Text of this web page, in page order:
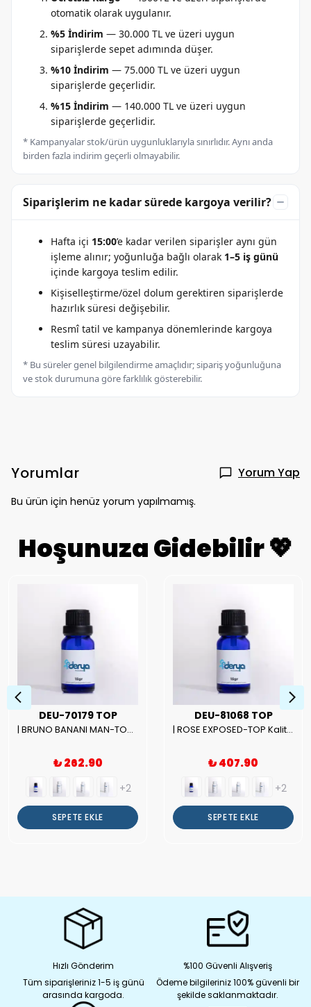
otomatik olarak uygulanır.
%5 İndirim — 30.000 TL ve üzeri uygun
siparişlerde sepet adımında düşer.
%10 İndirim — 75.000 TL ve üzeri uygun
siparişlerde geçerlidir.
%15 İndirim — 140.000 TL ve üzeri uygun
siparişlerde geçerlidir.
* Kampanyalar stok/ürün uygunluklarıyla sınırlıdır. Aynı anda
birden fazla indirim geçerli olmayabilir.
Siparişlerim ne kadar sürede kargoya verilir?
Hafta içi 15:00’e kadar verilen siparişler aynı gün
işleme alınır; yoğunluğa bağlı olarak 1–5 iş günü
içinde kargoya teslim edilir.
Kişiselleştirme/özel dolum gerektiren siparişlerde
hazırlık süresi değişebilir.
Resmî tatil ve kampanya dönemlerinde kargoya
teslim süresi uzayabilir.
* Bu süreler genel bilgilendirme amaçlıdır; sipariş yoğunluğuna
ve stok durumuna göre farklılık gösterebilir.
Yorumlar Yorum Yap
Bu ürün için henüz yorum yapılmamış.
Hoşunuza Gidebilir 💖
DEU-70179 TOP
| BRUNO BANANI MAN-TOP Kalite Erkek Parfüm Esansı.|
₺ 262.90
+2
SEPETE EKLE
DEU-81068 TOP
| ROSE EXPOSED-TOP Kalite Unısex Parfüm Esansı.|
₺ 407.90
+2
SEPETE EKLE
Hızlı Gönderim
Tüm siparişleriniz 1-5 iş günü
arasında kargoda.
%100 Güvenli Alışveriş
Ödeme bilgileriniz 100% güvenli bir
şekilde saklanmaktadır.